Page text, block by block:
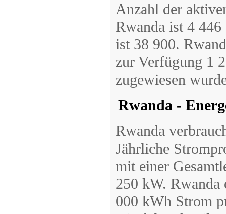
Anzahl der
Rwanda ist 4 446
ist 38 900.
zur Verfügung 1
zugewiesen
Rwanda -
Rwanda
Jährliche
mit einer
250 kW.
000 kWh Strom